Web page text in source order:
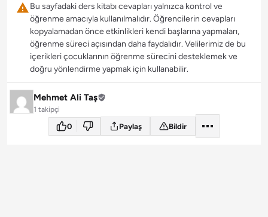
Bu sayfadaki ders kitabı cevapları yalnızca kontrol ve
öğrenme amacıyla kullanılmalıdır. Öğrencilerin cevapları
kopyalamadan önce etkinlikleri kendi başlarına yapmaları,
öğrenme süreci açısından daha faydalıdır. Velilerimiz de bu
içerikleri çocuklarının öğrenme sürecini desteklemek ve
doğru yönlendirme yapmak için kullanabilir.
Mehmet Ali Taş
1 takipçi
0 Paylaş Bildir